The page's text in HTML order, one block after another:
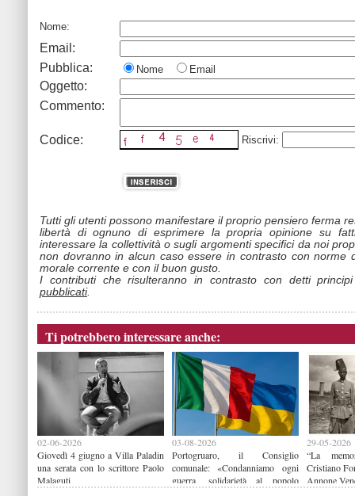
Nome:
Email:
Pubblica:
Nome Email
Oggetto:
Commento:
Codice: Riscrivi:
Tutti gli utenti possono manifestare il proprio pensiero ferma
libertà di ognuno di esprimere la propria opinione su
interessare la collettività o sugli argomenti specifici da noi
non dovranno in alcun caso essere in contrasto con norme
morale corrente e con il buon gusto.
I contributi che risulteranno in contrasto con detti
pubblicati.
Ti potrebbero interessare anche:
02-06-2026
Giovedì 4 giugno a Villa Paladin
una serata con lo scrittore Paolo
Malaguti
03-08-2026
Portogruaro, il Consiglio
comunale: «Condanniamo ogni
guerra, solidarietà al popolo
29-05-2026
“La
Cristiano
Annone